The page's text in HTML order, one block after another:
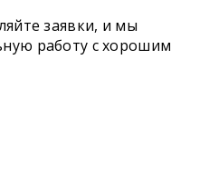
заявки, и мы
работу с хорошим